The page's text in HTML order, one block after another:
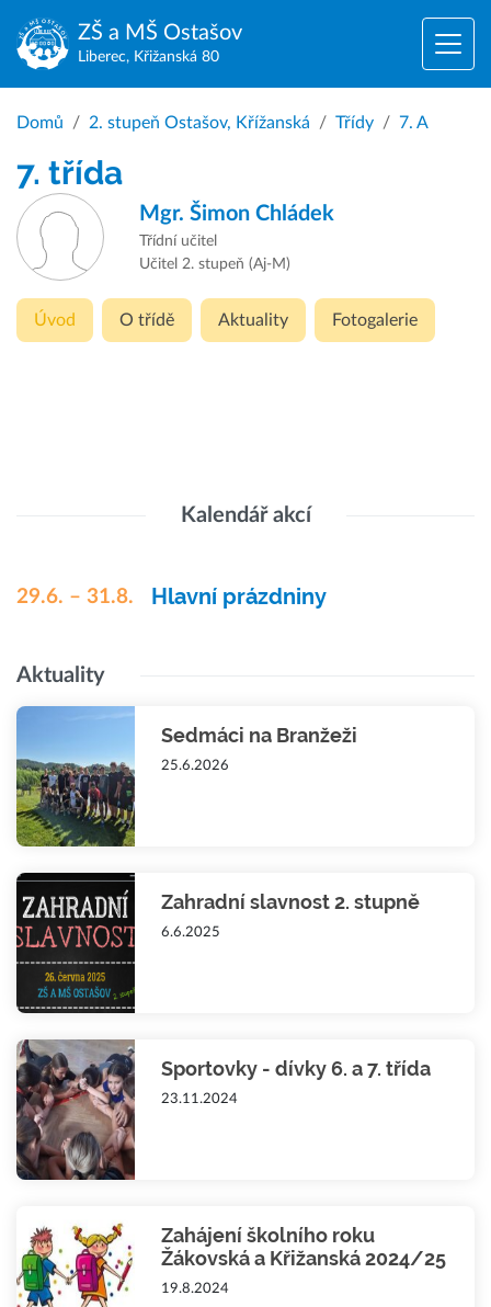
ZŠ a MŠ Ostašov
Liberec, Křižanská 80
Domů 2. stupeň Ostašov, Křížanská Třídy 7. A
7. třída
Mgr. Šimon Chládek
Třídní učitel
Učitel 2. stupeň (Aj-M)
Úvod O třídě Aktuality Fotogalerie
Kalendář akcí
29.6. – 31.8. Hlavní prázdniny
Aktuality
Sedmáci na Branžeži
25.6.2026
Zahradní slavnost 2. stupně
6.6.2025
Sportovky - dívky 6. a 7. třída
23.11.2024
Zahájení školního roku
Žákovská a Křižanská 2024/25
19.8.2024